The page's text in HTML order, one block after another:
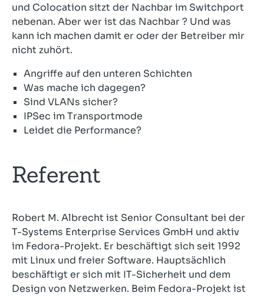
und Colocation sitzt der Nachbar im Switchport
nebenan. Aber wer ist das Nachbar ? Und was
kann ich machen damit er oder der Betreiber mir
nicht zuhört.
Angriffe auf den unteren Schichten
Was mache ich dagegen?
Sind VLANs sicher?
IPSec im Transportmode
Leidet die Performance?
Referent
Robert M. Albrecht ist Senior Consultant bei der
T-Systems Enterprise Services GmbH und aktiv
im Fedora-Projekt. Er beschäftigt sich seit 1992
mit Linux und freier Software. Hauptsächlich
beschäftigt er sich mit IT-Sicherheit und dem
Design von Netzwerken. Beim Fedora-Projekt ist